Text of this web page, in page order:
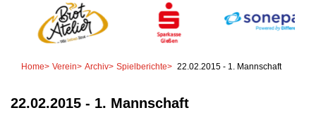
Home> Verein> Archiv> Spielberichte> 22.02.2015 - 1. Mannschaft
22.02.2015 - 1. Mannschaft